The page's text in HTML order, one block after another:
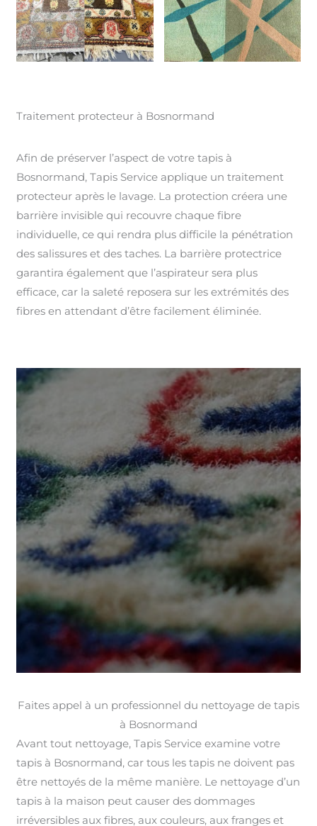
Traitement protecteur à Bosnormand
Afin de préserver l’aspect de votre tapis à
Bosnormand, Tapis Service applique un traitement
protecteur après le lavage. La protection créera une
barrière invisible qui recouvre chaque fibre
individuelle, ce qui rendra plus difficile la pénétration
des salissures et des taches. La barrière protectrice
garantira également que l’aspirateur sera plus
efficace, car la saleté reposera sur les extrémités des
fibres en attendant d’être facilement éliminée.
Faites appel à un professionnel du nettoyage de tapis
à Bosnormand
Avant tout nettoyage, Tapis Service examine votre
tapis à Bosnormand, car tous les tapis ne doivent pas
être nettoyés de la même manière. Le nettoyage d’un
tapis à la maison peut causer des dommages
irréversibles aux fibres, aux couleurs, aux franges et